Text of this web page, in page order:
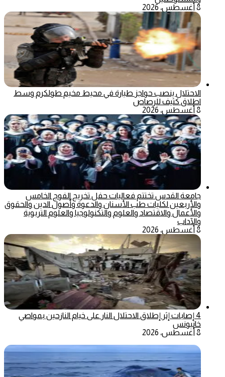
8 أغسطس، 2026
الاحتلال ينصب حواجز طيارة في محيط مخيم طولكرم وسط
اطلاق كثيف للرصاص
8 أغسطس، 2026
جامعة القدس تختتم فعاليات حفل تخريج الفوج الخامس
والأربعين لكليات طب الأسنان والدعوة وأصول الدين والحقوق
والأعمال والاقتصاد والعلوم والتكنولوجيا والعلوم التربوية
والآداب
8 أغسطس، 2026
4 إصابات إثر إطلاق الاحتلال النار على خيام النازحين بمواصي
خانيونس
8 أغسطس، 2026